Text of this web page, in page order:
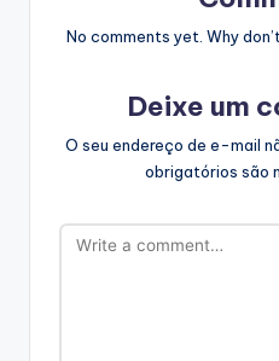
No comments yet. Why
Deixe um
O seu endereço de e-mail
obrigatórios são